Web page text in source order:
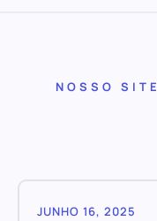
NOSSO SITE
JUNHO 16, 2025